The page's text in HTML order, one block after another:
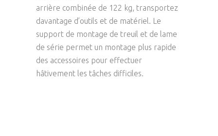
arrière combinée de 122 kg, transportez
davantage d’outils et de matériel. Le
support de montage de treuil et de lame
de série permet un montage plus rapide
des accessoires pour effectuer
hâtivement les tâches difficiles.